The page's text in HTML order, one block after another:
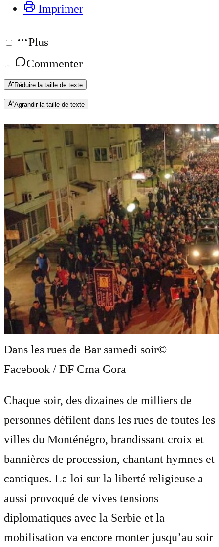
Imprimer
Plus
Commenter
Réduire la taille de texte
Agrandir la taille de texte
Dans les rues de Bar samedi soir©
Facebook / DF Crna Gora
Chaque soir, des dizaines de milliers de
personnes défilent dans les rues de toutes les
villes du Monténégro, brandissant croix et
bannières de procession, chantant hymnes et
cantiques. La loi sur la liberté religieuse a
aussi provoqué de vives tensions
diplomatiques avec la Serbie et la
mobilisation va encore monter jusqu’au soir